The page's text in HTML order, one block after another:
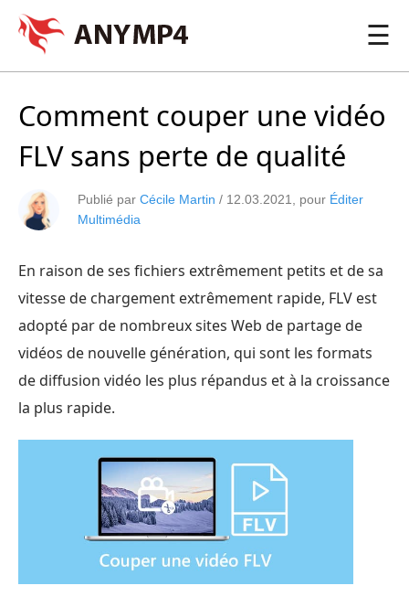
☰
Comment couper une vidéo
FLV sans perte de qualité
Publié par Cécile Martin / 12.03.2021 , pour Éditer
Multimédia
En raison de ses fichiers extrêmement petits et de sa
vitesse de chargement extrêmement rapide, FLV est
adopté par de nombreux sites Web de partage de
vidéos de nouvelle génération, qui sont les formats
de diffusion vidéo les plus répandus et à la croissance
la plus rapide.